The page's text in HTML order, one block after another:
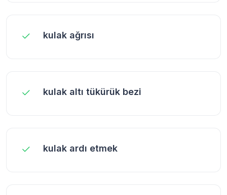
kulak ağrısı
kulak altı tükürük bezi
kulak ardı etmek